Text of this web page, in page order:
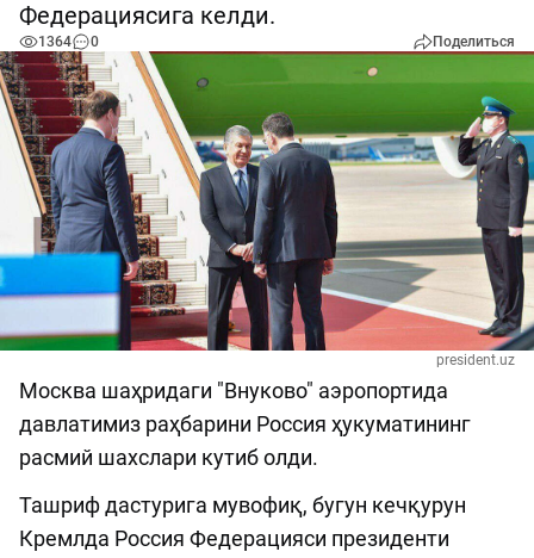
Федерациясига келди.
1364 0 Поделиться
president.uz
Москва шаҳридаги "Внуково" аэропортида
давлатимиз раҳбарини Россия ҳукуматининг
расмий шахслари кутиб олди.
Ташриф дастурига мувофиқ, бугун кечқурун
Кремлда Россия Федерацияси президенти